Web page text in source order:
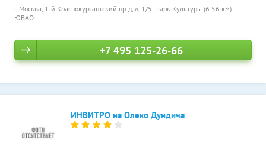
г. Москва, 1-й Краснокурсантский пр-д, д. 1/5, Парк Культуры (6.56 км)
ЮВАО
+7 495 125-26-66
ИНВИТРО на Олеко Дундича